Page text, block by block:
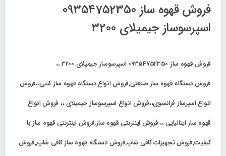
فروش قهوه ساز 09354752350
اسپرسوساز جیمیلای 3200
فروش قهوه ساز 09354752350 اسپرسوساز جیمیلای 3200 ،،
فروش دستگاه قهوه ساز صنعتی,فروش انواع دستگاه قهوه ساز کنتی،،فروش
انواع اسپرساز فرانسوی،،فروش انواع اسپرسوساز جیمیلای ،، فروش انواع
قهوه ساز ایتالیایی ،، فروش اینترنتی قهوه ساز,فروش اینترنتی قهوه ساز با
کیفیت,فروش تجهیزات کافی شاپ,فروش دستگاه قهوه ساز کافی شاپ,,فروش